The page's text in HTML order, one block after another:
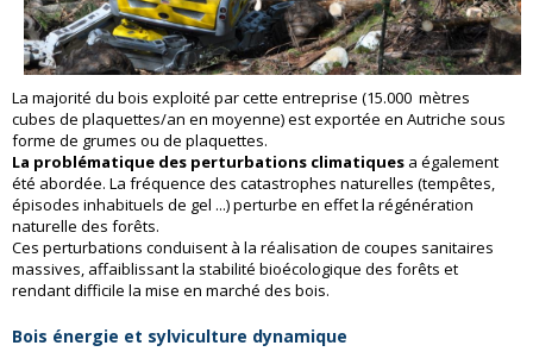
La majorité du bois exploité par cette entreprise (15.000 mètres
cubes de plaquettes/an en moyenne) est exportée en Autriche sous
forme de grumes ou de plaquettes.
La problématique des perturbations climatiques a également
été abordée. La fréquence des catastrophes naturelles (tempêtes,
épisodes inhabituels de gel ...) perturbe en effet la régénération
naturelle des forêts.
Ces perturbations conduisent à la réalisation de coupes sanitaires
massives, affaiblissant la stabilité bioécologique des forêts et
rendant difficile la mise en marché des bois.
Bois énergie et sylviculture dynamique